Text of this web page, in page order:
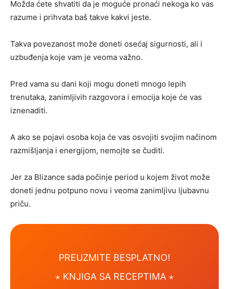
Možda ćete shvatiti da je moguće pronaći nekoga ko vas
razume i prihvata baš takve kakvi jeste.
Takva povezanost može doneti osećaj sigurnosti, ali i
uzbuđenja koje vam je veoma važno.
Pred vama su dani koji mogu doneti mnogo lepih
trenutaka, zanimljivih razgovora i emocija koje će vas
iznenaditi.
A ako se pojavi osoba koja će vas osvojiti svojim načinom
razmišljanja i energijom, nemojte se čuditi.
Jer za Blizance sada počinje period u kojem život može
doneti jednu potpuno novu i veoma zanimljivu ljubavnu
priču.
PREUZMITE BESPLATNO!
⋆ KNJIGA SA RECEPTIMA ⋆